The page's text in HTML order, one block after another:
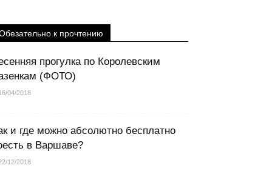
к прочтению
прогулка по Королевским
(ФОТО)
04/2018
и где можно абсолютно бесплатно
в Варшаве?
12/2018